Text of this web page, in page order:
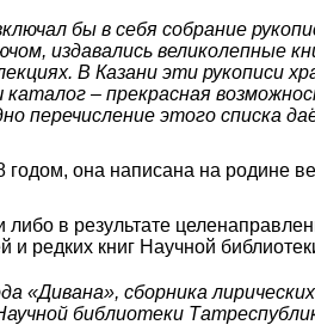
бы в себя собрание
издавались великолепные
В Казани эти рукописи
– прекрасная
перечисление этого списка
она написана на родине
в результате
и редких книг Научной
«Дивана», сборника
библиотеки